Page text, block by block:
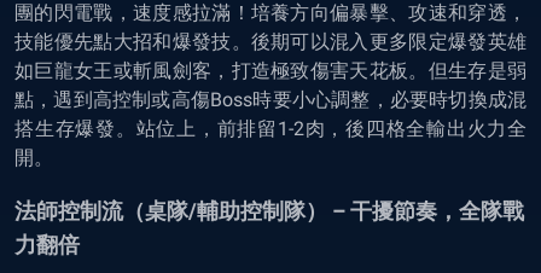
團的閃電戰，速度感拉滿！培養方向偏暴擊、攻速和穿透，
技能優先點大招和爆發技。後期可以混入更多限定爆發英雄
如巨龍女王或斬風劍客，打造極致傷害天花板。但生存是弱
點，遇到高控制或高傷Boss時要小心調整，必要時切換成混
搭生存爆發。站位上，前排留1-2肉，後四格全輸出火力全
開。
法師控制流（桌隊/輔助控制隊） – 干擾節奏，全隊戰
力翻倍